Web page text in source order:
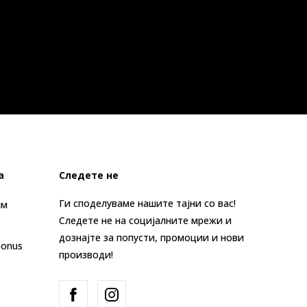
Следете не
Ги споделуваме нашите тајни со вас!
Следете не на социјалните мрежи и
дознајте за попусти, промоции и нови
производи!